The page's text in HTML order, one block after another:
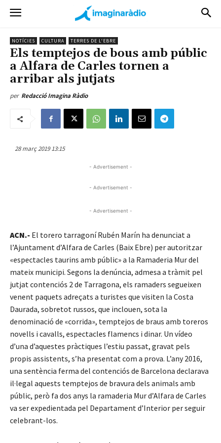
NOTÍCIES CULTURA TERRES DE L'EBRE
Els temptejos de bous amb públic
a Alfara de Carles tornen a
arribar als jutjats
per Redacció Imagina Ràdio
28 març 2019 13:15
- Advertisement -
- Advertisement -
- Advertisement -
ACN.- El torero tarragoní Rubén Marín ha denunciat a
l’Ajuntament d’Alfara de Carles (Baix Ebre) per autoritzar
«espectacles taurins amb públic» a la Ramaderia Mur del
mateix municipi. Segons la denúncia, admesa a tràmit pel
jutjat contenciós 2 de Tarragona, els ramaders segueixen
venent paquets adreçats a turistes que visiten la Costa
Daurada, sobretot russos, que inclouen, sota la
denominació de «corrida», temptejos de braus amb toreros
novells i cavalls, espectacles flamencs i dinar. Un vídeo
d’una d’aquestes pràctiques l’estiu passat, gravat pels
propis assistents, s’ha presentat com a prova. L’any 2016,
una sentència ferma del contenciós de Barcelona declarava
il·legal aquests temptejos de bravura dels animals amb
públic, però fa dos anys la ramaderia Mur d’Alfara de Carles
va ser expedientada pel Departament d’Interior per seguir
celebrant-los.